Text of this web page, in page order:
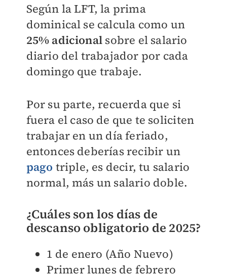
Según la LFT, la prima
dominical se calcula como un
25% adicional sobre el salario
diario del trabajador por cada
domingo que trabaje.
Por su parte, recuerda que si
fuera el caso de que te soliciten
trabajar en un día feriado,
entonces deberías recibir un
pago triple, es decir, tu salario
normal, más un salario doble.
¿Cuáles son los días de
descanso obligatorio de 2025?
1 de enero (Año Nuevo)
Primer lunes de febrero